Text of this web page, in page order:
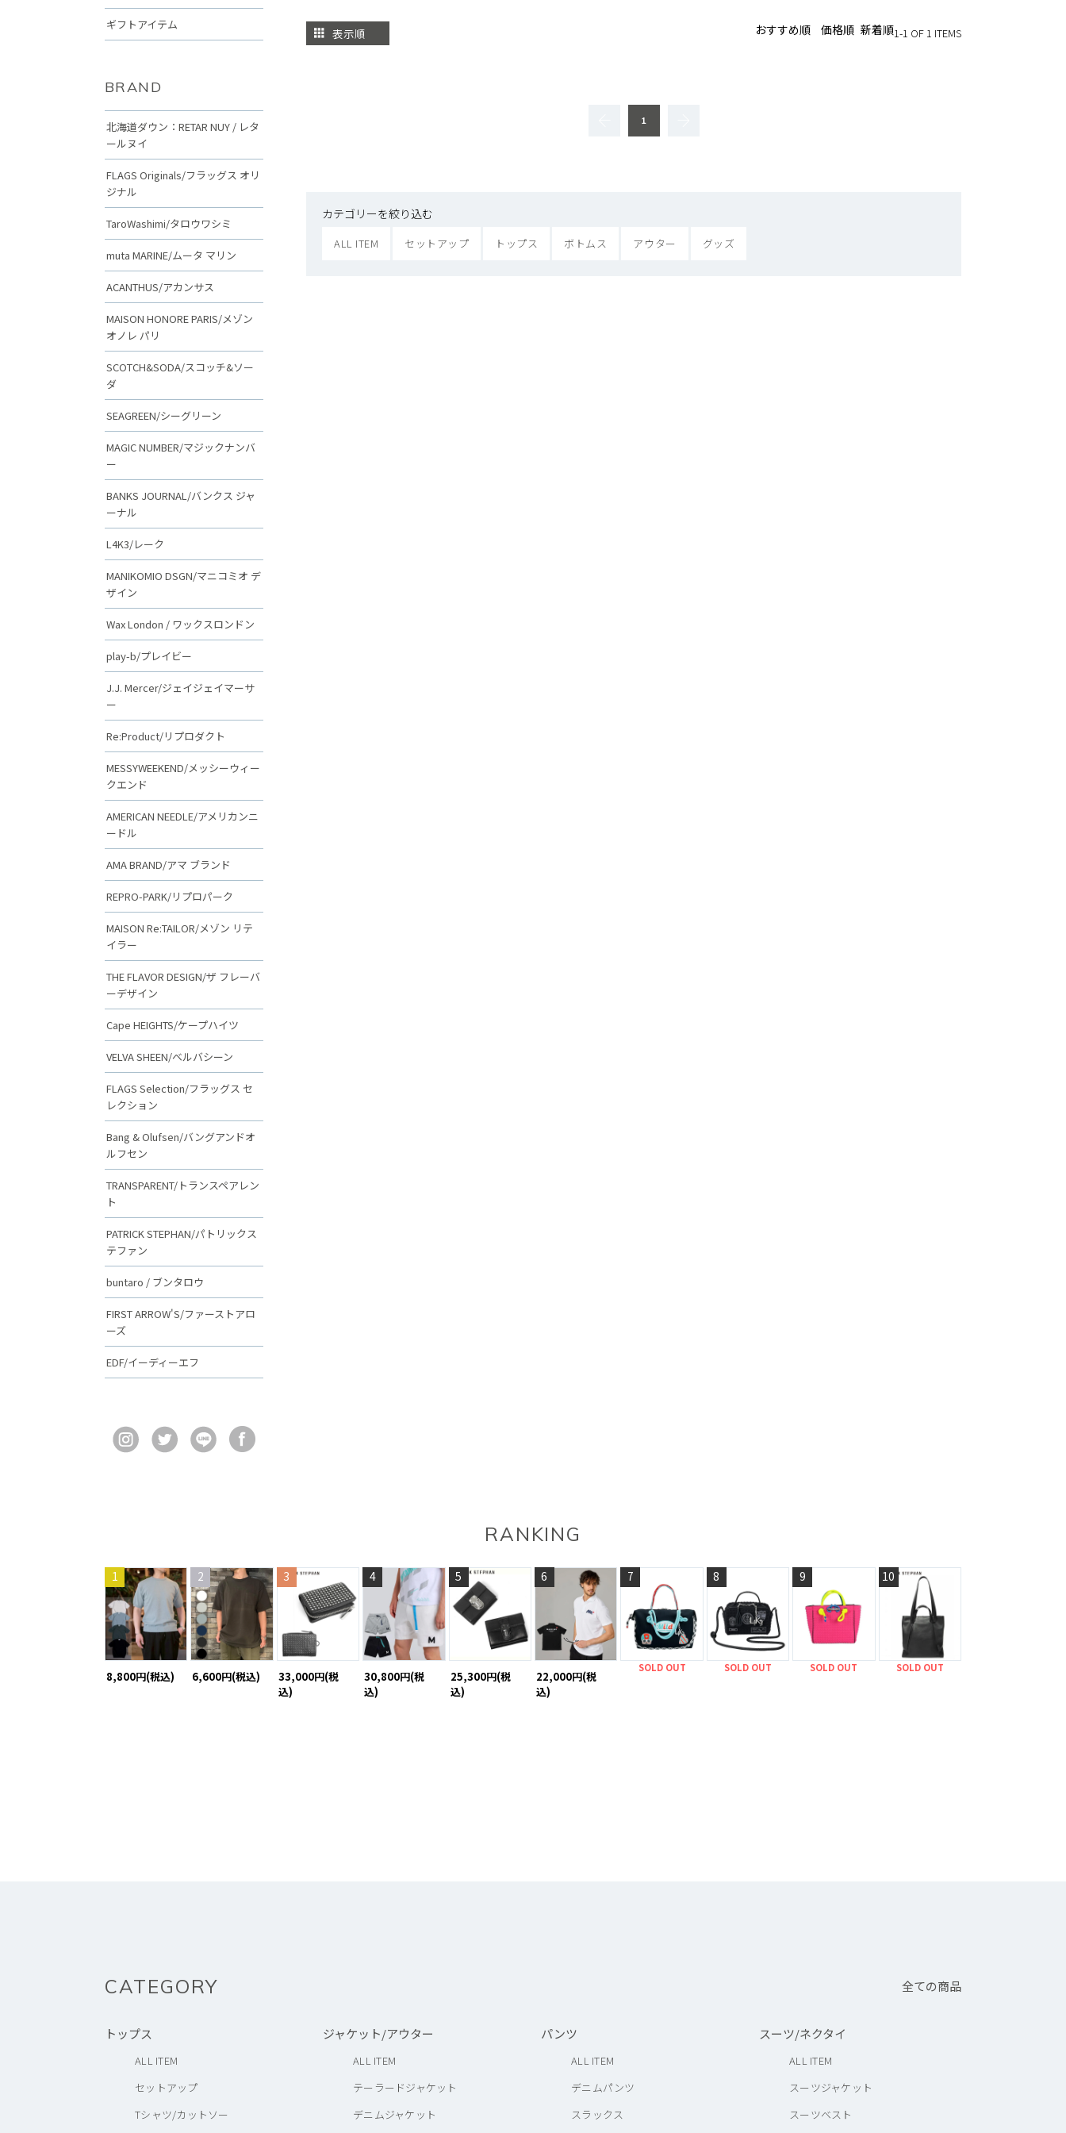
1-1 OF 1 ITEMS
表示順 おすすめ順 価格順 新着順
1
カテゴリーを絞り込む
ALL ITEM セットアップ トップス ボトムス アウター グッズ
ギフトアイテム
BRAND
北海道ダウン：RETAR NUY / レタ
ールヌイ
FLAGS Originals/フラッグス オリ
ジナル
TaroWashimi/タロウワシミ
muta MARINE/ムータ マリン
ACANTHUS/アカンサス
MAISON HONORE PARIS/メゾン
オノレ パリ
SCOTCH&SODA/スコッチ&ソー
ダ
SEAGREEN/シーグリーン
MAGIC NUMBER/マジックナンバ
ー
BANKS JOURNAL/バンクス ジャ
ーナル
L4K3/レーク
MANIKOMIO DSGN/マニコミオ デ
ザイン
Wax London / ワックスロンドン
play-b/プレイビー
J.J. Mercer/ジェイジェイマーサ
ー
Re:Product/リプロダクト
MESSYWEEKEND/メッシーウィー
クエンド
AMERICAN NEEDLE/アメリカンニ
ードル
AMA BRAND/アマ ブランド
REPRO-PARK/リプロパーク
MAISON Re:TAILOR/メゾン リテ
イラー
THE FLAVOR DESIGN/ザ フレーバ
ーデザイン
Cape HEIGHTS/ケープハイツ
VELVA SHEEN/ベルバシーン
FLAGS Selection/フラッグス セ
レクション
Bang & Olufsen/バングアンドオ
ルフセン
TRANSPARENT/トランスペアレン
ト
PATRICK STEPHAN/パトリックス
テファン
buntaro / ブンタロウ
FIRST ARROW'S/ファーストアロ
ーズ
EDF/イーディーエフ
RANKING
1
8,800円(税込)
2
6,600円(税込)
3
33,000円(税
込)
4
30,800円(税
込)
5
25,300円(税
込)
6
22,000円(税
込)
7
SOLD OUT
8
SOLD OUT
9
SOLD OUT
10
SOLD OUT
CATEGORY 全ての商品
トップス
ALL ITEM
セットアップ
Tシャツ/カットソー
ジャケット/アウター
ALL ITEM
テーラードジャケット
デニムジャケット
パンツ
ALL ITEM
デニムパンツ
スラックス
スーツ/ネクタイ
ALL ITEM
スーツジャケット
スーツベスト